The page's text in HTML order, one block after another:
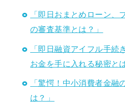
「即日おまとめローン、
の審査基準とは？」
「即日融資アイフル手続
お金を手に入れる秘密と
「驚愕！中小消費者金融
は？」